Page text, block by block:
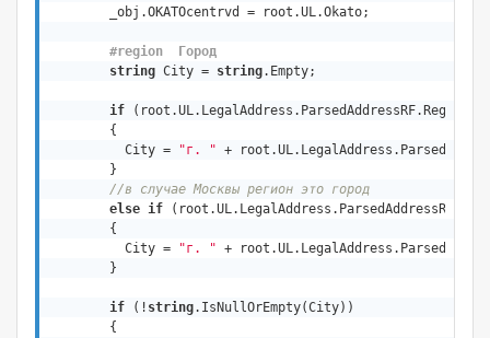
        _obj.OKATOcentrvd = root.UL.Okato;
#region
  Город
string City = string.Empty;
if
        {
          City =
"г. " +
        }
//в случае Москвы регион это город
else if
        {
          City =
"г. " +
        }
if (! string.IsNullOrEmpty(City))
        {